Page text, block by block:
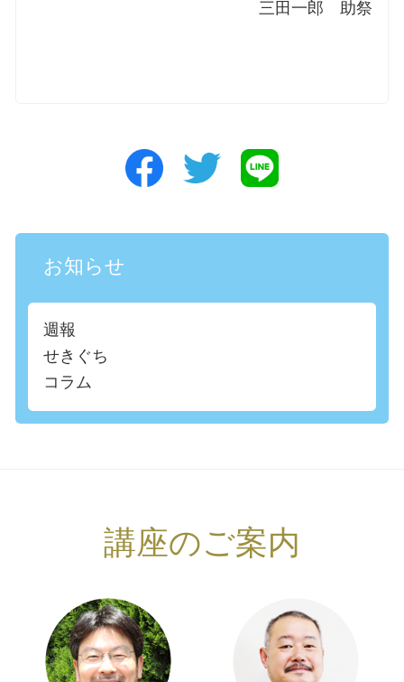
三田一郎 助祭
お知らせ
週報
せきぐち
コラム
講座のご案内